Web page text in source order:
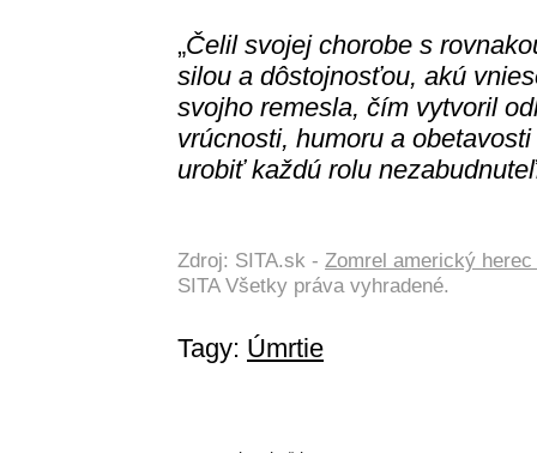
„Čelil svojej chorobe s
silou a dôstojnosťou, akú
svojho remesla, čím vytvoril
vrúcnosti, humoru a
urobiť každú rolu
Zdroj: SITA.sk - Zomrel americký
SITA Všetky práva vyhradené.
Tagy: Úmrtie